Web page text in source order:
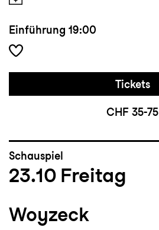
Einführung 19:00
Tickets
CHF 35-75
Schauspiel
23.10 Freitag
Woyzeck